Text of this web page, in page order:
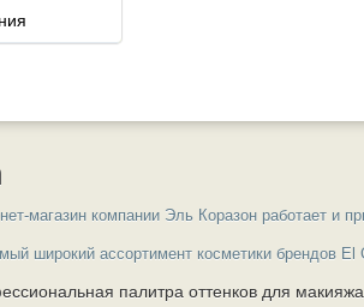
магазин компании Эль Коразон работает и
широкий ассортимент косметики брендов El
палитра оттенков для